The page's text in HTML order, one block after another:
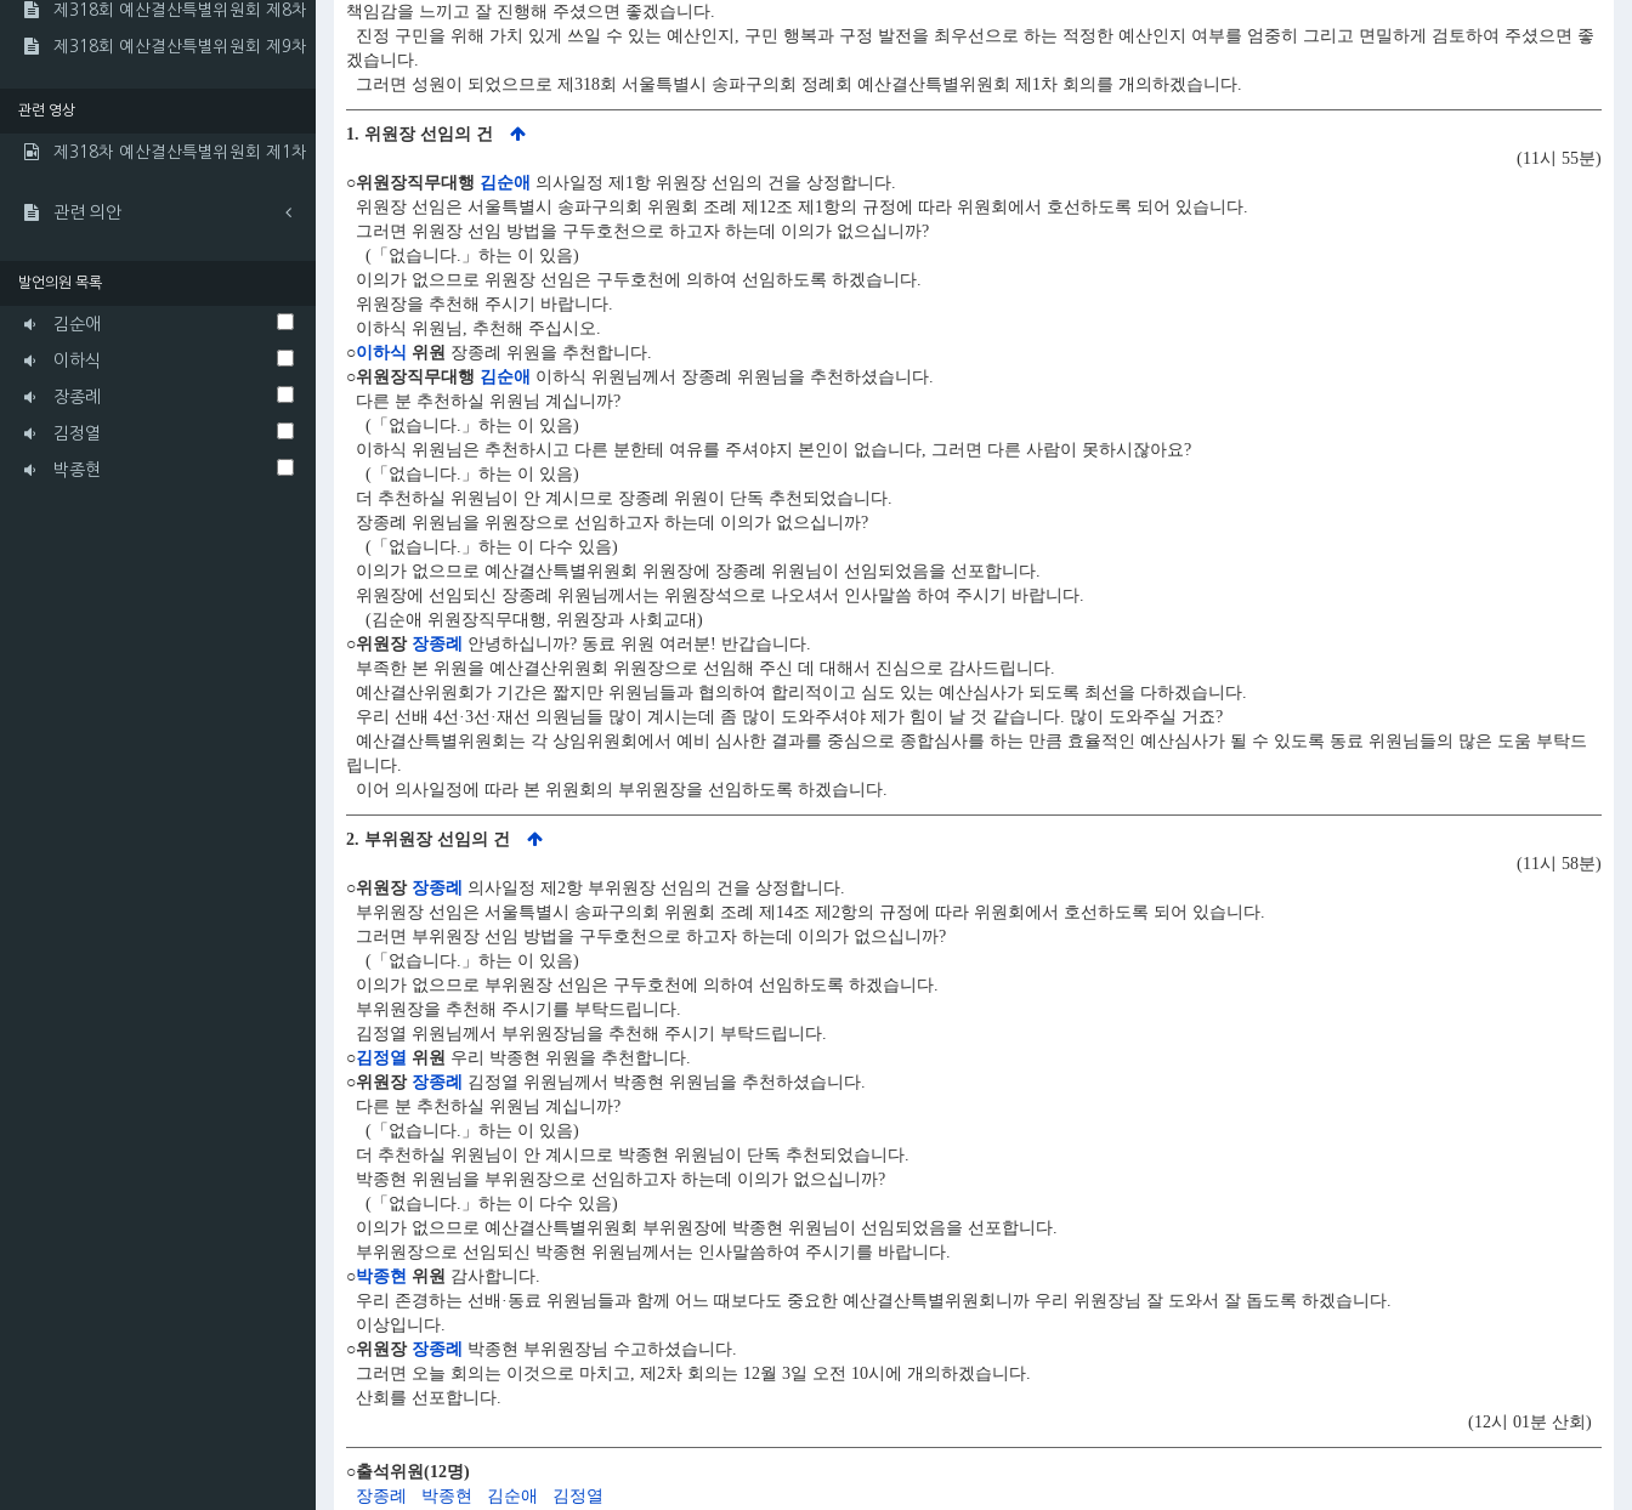
제318회 예산결산특별위원회 제8차
제318회 예산결산특별위원회 제9차
관련 영상
제318차 예산결산특별위원회 제1차
관련 의안
발언의원 목록
김순애
이하식
장종례
김정열
박종현
책임감을 느끼고 잘 진행해 주셨으면 좋겠습니다.
진정 구민을 위해 가치 있게 쓰일 수 있는 예산인지, 구민 행복과 구정 발전을 최우선으로 하는 적정한 예산인지 여부를 엄중히 그리고 면밀하게 검토하여 주셨으면 좋
겠습니다.
그러면 성원이 되었으므로 제318회 서울특별시 송파구의회 정례회 예산결산특별위원회 제1차 회의를 개의하겠습니다.
1. 위원장 선임의 건
(11시 55분)
○위원장직무대행 김순애 의사일정 제1항 위원장 선임의 건을 상정합니다.
위원장 선임은 서울특별시 송파구의회 위원회 조례 제12조 제1항의 규정에 따라 위원회에서 호선하도록 되어 있습니다.
그러면 위원장 선임 방법을 구두호천으로 하고자 하는데 이의가 없으십니까?
(「없습니다.」하는 이 있음)
이의가 없으므로 위원장 선임은 구두호천에 의하여 선임하도록 하겠습니다.
위원장을 추천해 주시기 바랍니다.
이하식 위원님, 추천해 주십시오.
○이하식 위원 장종례 위원을 추천합니다.
○위원장직무대행 김순애 이하식 위원님께서 장종례 위원님을 추천하셨습니다.
다른 분 추천하실 위원님 계십니까?
(「없습니다.」하는 이 있음)
이하식 위원님은 추천하시고 다른 분한테 여유를 주셔야지 본인이 없습니다, 그러면 다른 사람이 못하시잖아요?
(「없습니다.」하는 이 있음)
더 추천하실 위원님이 안 계시므로 장종례 위원이 단독 추천되었습니다.
장종례 위원님을 위원장으로 선임하고자 하는데 이의가 없으십니까?
(「없습니다.」하는 이 다수 있음)
이의가 없으므로 예산결산특별위원회 위원장에 장종례 위원님이 선임되었음을 선포합니다.
위원장에 선임되신 장종례 위원님께서는 위원장석으로 나오셔서 인사말씀 하여 주시기 바랍니다.
(김순애 위원장직무대행, 위원장과 사회교대)
○위원장 장종례
안녕하십니까? 동료 위원 여러분! 반갑습니다.
부족한 본 위원을 예산결산위원회 위원장으로 선임해 주신 데 대해서 진심으로 감사드립니다.
예산결산위원회가 기간은 짧지만 위원님들과 협의하여 합리적이고 심도 있는 예산심사가 되도록 최선을 다하겠습니다.
우리 선배 4선·3선·재선 의원님들 많이 계시는데 좀 많이 도와주셔야 제가 힘이 날 것 같습니다. 많이 도와주실 거죠?
예산결산특별위원회는 각 상임위원회에서 예비 심사한 결과를 중심으로 종합심사를 하는 만큼 효율적인 예산심사가 될 수 있도록 동료 위원님들의 많은 도움 부탁드
립니다.
이어 의사일정에 따라 본 위원회의 부위원장을 선임하도록 하겠습니다.
2. 부위원장 선임의 건
(11시 58분)
○위원장 장종례
의사일정 제2항 부위원장 선임의 건을 상정합니다.
부위원장 선임은 서울특별시 송파구의회 위원회 조례 제14조 제2항의 규정에 따라 위원회에서 호선하도록 되어 있습니다.
그러면 부위원장 선임 방법을 구두호천으로 하고자 하는데 이의가 없으십니까?
(「없습니다.」하는 이 있음)
이의가 없으므로 부위원장 선임은 구두호천에 의하여 선임하도록 하겠습니다.
부위원장을 추천해 주시기를 부탁드립니다.
김정열 위원님께서 부위원장님을 추천해 주시기 부탁드립니다.
○김정열 위원 우리 박종현 위원을 추천합니다.
○위원장 장종례
김정열 위원님께서 박종현 위원님을 추천하셨습니다.
다른 분 추천하실 위원님 계십니까?
(「없습니다.」하는 이 있음)
더 추천하실 위원님이 안 계시므로 박종현 위원님이 단독 추천되었습니다.
박종현 위원님을 부위원장으로 선임하고자 하는데 이의가 없으십니까?
(「없습니다.」하는 이 다수 있음)
이의가 없으므로 예산결산특별위원회 부위원장에 박종현 위원님이 선임되었음을 선포합니다.
부위원장으로 선임되신 박종현 위원님께서는 인사말씀하여 주시기를 바랍니다.
○박종현 위원 감사합니다.
우리 존경하는 선배·동료 위원님들과 함께 어느 때보다도 중요한 예산결산특별위원회니까 우리 위원장님 잘 도와서 잘 돕도록 하겠습니다.
이상입니다.
○위원장 장종례
박종현 부위원장님 수고하셨습니다.
그러면 오늘 회의는 이것으로 마치고, 제2차 회의는 12월 3일 오전 10시에 개의하겠습니다.
산회를 선포합니다.
(12시 01분 산회)
○출석위원(12명)
장종례
박종현 김순애 김정열